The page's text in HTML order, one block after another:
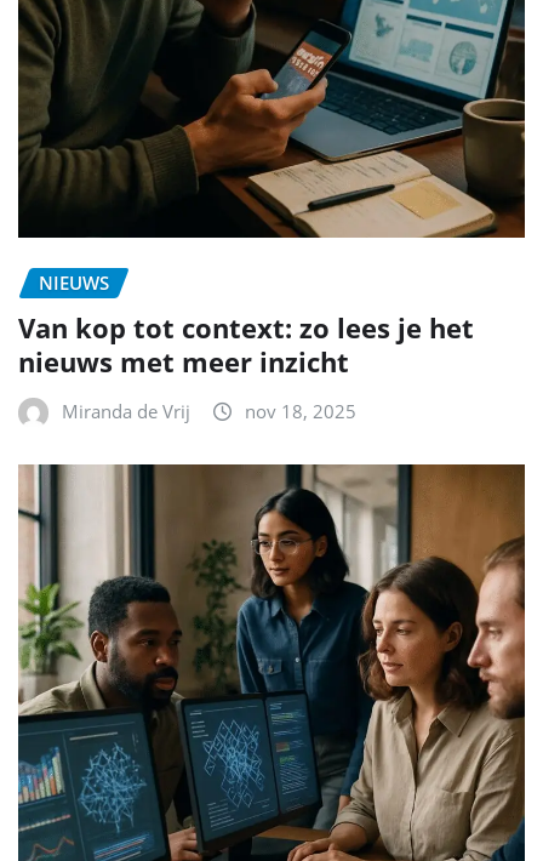
NIEUWS
Van kop tot context: zo lees je het
nieuws met meer inzicht
Miranda de Vrij nov 18, 2025